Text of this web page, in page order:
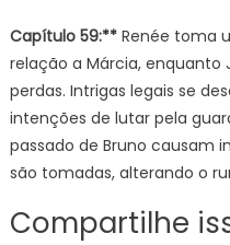
Capítulo 59:**Renée toma
relação a Márcia, enquanto
perdas. Intrigas legais se
intenções de lutar pela
passado de Bruno causam
são tomadas, alterando o
Compartilhe